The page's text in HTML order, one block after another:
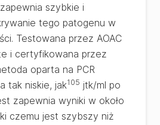
szybkie i
tego patogenu w
Testowana przez AOAC
i certyfikowana przez
oparta na PCR
tak niskie, jak105 jtk/ml po
zapewnia wyniki w około
czemu jest szybszy niż